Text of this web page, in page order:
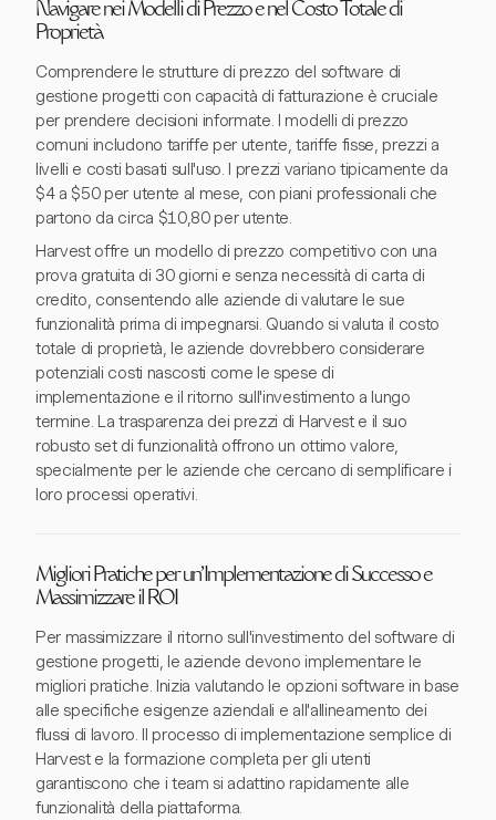
Navigare nei Modelli di Prezzo e nel Costo Totale di
Proprietà
Comprendere le strutture di prezzo del software di
gestione progetti con capacità di fatturazione è cruciale
per prendere decisioni informate. I modelli di prezzo
comuni includono tariffe per utente, tariffe fisse, prezzi a
livelli e costi basati sull'uso. I prezzi variano tipicamente da
$4 a $50 per utente al mese, con piani professionali che
partono da circa $10,80 per utente.
Harvest offre un modello di prezzo competitivo con una
prova gratuita di 30 giorni e senza necessità di carta di
credito, consentendo alle aziende di valutare le sue
funzionalità prima di impegnarsi. Quando si valuta il costo
totale di proprietà, le aziende dovrebbero considerare
potenziali costi nascosti come le spese di
implementazione e il ritorno sull'investimento a lungo
termine. La trasparenza dei prezzi di Harvest e il suo
robusto set di funzionalità offrono un ottimo valore,
specialmente per le aziende che cercano di semplificare i
loro processi operativi.
Migliori Pratiche per un'Implementazione di Successo e
Massimizzare il ROI
Per massimizzare il ritorno sull'investimento del software di
gestione progetti, le aziende devono implementare le
migliori pratiche. Inizia valutando le opzioni software in base
alle specifiche esigenze aziendali e all'allineamento dei
flussi di lavoro. Il processo di implementazione semplice di
Harvest e la formazione completa per gli utenti
garantiscono che i team si adattino rapidamente alle
funzionalità della piattaforma.